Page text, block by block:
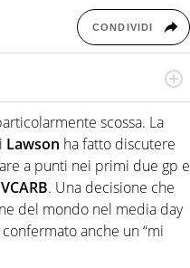
CONDIVIDI
e un fade away di Kobe, il
e non. Ama scoprire
scossa. La
Lawson ha fatto discutere
a punti nei primi due gp e
VCARB. Una decisione che
del mondo nel media day
anche un “mi